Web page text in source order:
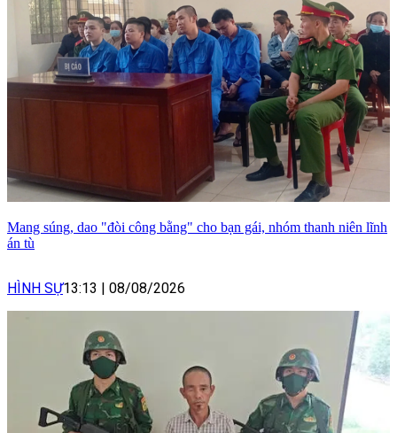
Mang súng, dao "đòi công bằng" cho bạn gái, nhóm thanh niên lĩnh
án tù
HÌNH SỰ13:13 08/08/2026